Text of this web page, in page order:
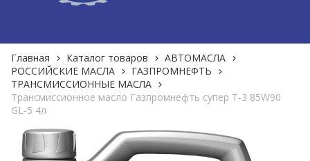
Главная Каталог товаров
АВТОМАСЛА
РОССИЙСКИЕ МАСЛА
ГАЗПРОМНЕФТЬ
ТРАНСМИССИОННЫЕ МАСЛА
Трансмиссионное масло Газпромнефть супер Т-3 85W90
GL-5 4л